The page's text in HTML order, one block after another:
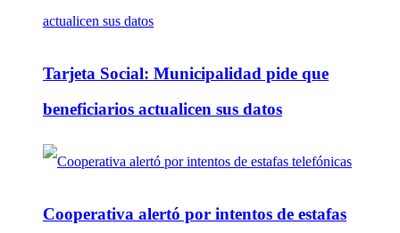
Tarjeta Social: Municipalidad pide que
beneficiarios actualicen sus datos
Cooperativa alertó por intentos de estafas